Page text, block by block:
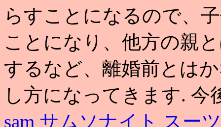
らすことになるので、
ことになり、他方の親
するなど、離婚前とは
し方になってきます. 今
sam サムソナイト スー